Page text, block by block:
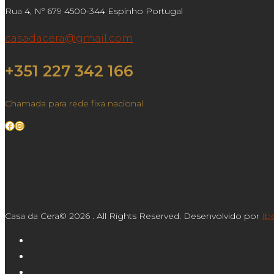
Rua 4, Nº 679 4500-344 Espinho Portugal
casadacera@gmail.com
+351 227 342 166
Chamada para rede fixa nacional
Facebook
Instagram
Casa da Cera© 2026 . All Rights Reserved. Desenvolvido por